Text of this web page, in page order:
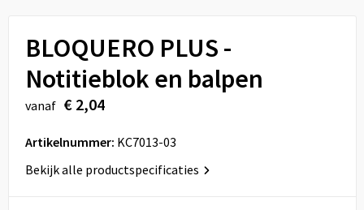
Veiligheid, Auto en Fiets
Vrije tijd en Strand
Aanstekers
Rugzakken
Schoenentassen
Sporttassen
BLOQUERO PLUS -
Notitieblok en balpen
vanaf € 2,04
Artikelnummer: KC7013-03
Bekijk alle productspecificaties